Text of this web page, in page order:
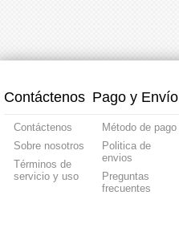
Contáctenos
Contáctenos
Sobre nosotros
Términos de
servicio y uso
Pago y Envío
Método de pago
Politica de
envios
Preguntas
frecuentes